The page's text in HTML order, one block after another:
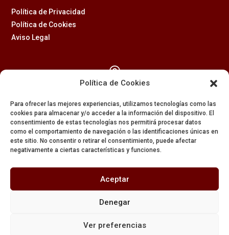
Política de Cookies
Para ofrecer las mejores experiencias, utilizamos tecnologías como las
cookies para almacenar y/o acceder a la información del dispositivo. El
consentimiento de estas tecnologías nos permitirá procesar datos
como el comportamiento de navegación o las identificaciones únicas en
este sitio. No consentir o retirar el consentimiento, puede afectar
negativamente a ciertas características y funciones.
Aceptar
Denegar
Ver preferencias
Política de Privacidad
Política de Cookies
Aviso Legal

954 229 437

608 84 84 82

secretaria@amargura.org
mayordomia@amargura.org